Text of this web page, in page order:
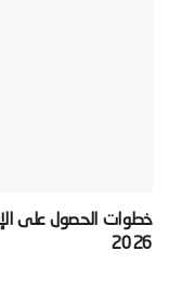
‫خطوات الحصول على
2026‬